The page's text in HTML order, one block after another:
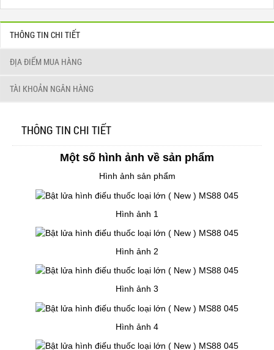
THÔNG TIN CHI TIẾT
ĐỊA ĐIỂM MUA HÀNG
TÀI KHOẢN NGÂN HÀNG
THÔNG TIN CHI TIẾT
Một số hình ảnh về sản phẩm
Hình ảnh sản phẩm
Hình ảnh 1
Hình ảnh 2
Hình ảnh 3
Hình ảnh 4